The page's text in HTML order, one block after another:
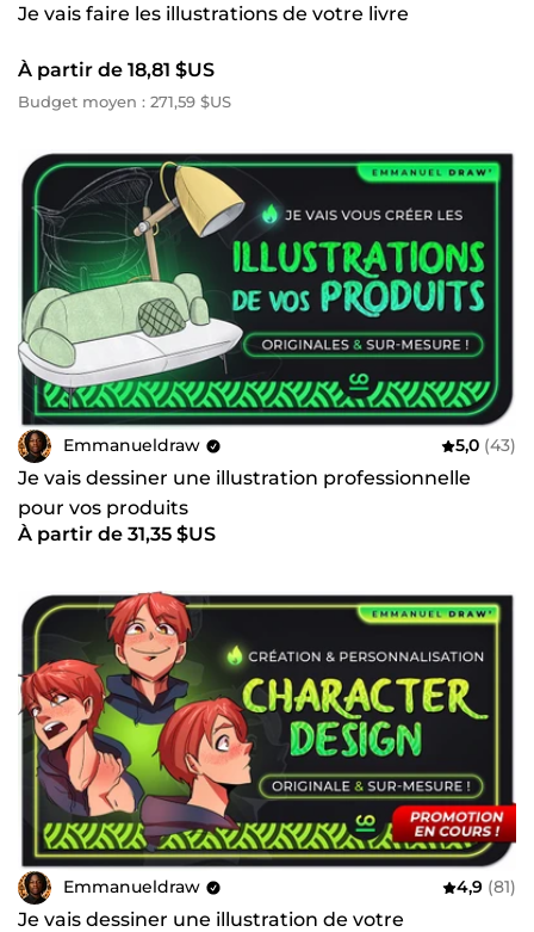
Je vais faire les illustrations de votre livre
À partir de 18,81 $US
Budget moyen : 271,59 $US
Emmanueldraw 5,0 (43)
Je vais dessiner une illustration professionnelle
pour vos produits
À partir de 31,35 $US
Emmanueldraw 4,9 (81)
Je vais dessiner une illustration de votre